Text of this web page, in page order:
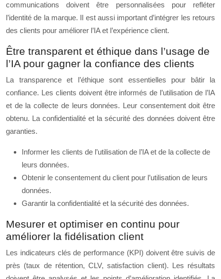
communications doivent être personnalisées pour refléter
l’identité de la marque. Il est aussi important d’intégrer les retours
des clients pour améliorer l’IA et l’expérience client.
Être transparent et éthique dans l’usage de
l’IA pour gagner la confiance des clients
La transparence et l’éthique sont essentielles pour bâtir la
confiance. Les clients doivent être informés de l’utilisation de l’IA
et de la collecte de leurs données. Leur consentement doit être
obtenu. La confidentialité et la sécurité des données doivent être
garanties.
Informer les clients de l’utilisation de l’IA et de la collecte de
leurs données.
Obtenir le consentement du client pour l’utilisation de leurs
données.
Garantir la confidentialité et la sécurité des données.
Mesurer et optimiser en continu pour
améliorer la fidélisation client
Les indicateurs clés de performance (KPI) doivent être suivis de
près (taux de rétention, CLV, satisfaction client). Les résultats